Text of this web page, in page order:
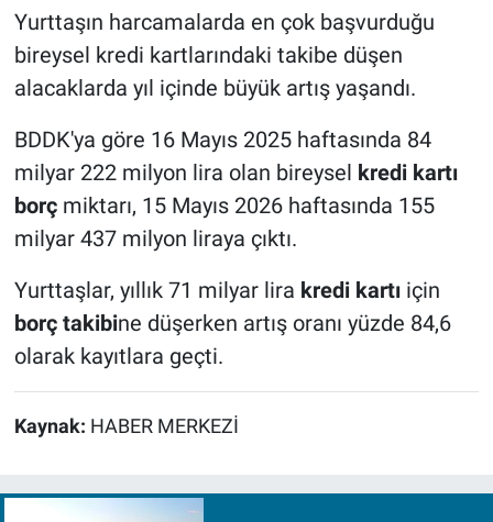
Yurttaşın harcamalarda en çok başvurduğu
bireysel kredi kartlarındaki takibe düşen
alacaklarda yıl içinde büyük artış yaşandı.
BDDK'ya göre 16 Mayıs 2025 haftasında 84
milyar 222 milyon lira olan bireysel kredi kartı
borç miktarı, 15 Mayıs 2026 haftasında 155
milyar 437 milyon liraya çıktı.
Yurttaşlar, yıllık 71 milyar lira kredi kartıiçin
borç takibine düşerken artış oranı yüzde 84,6
olarak kayıtlara geçti.
Kaynak: HABER MERKEZİ